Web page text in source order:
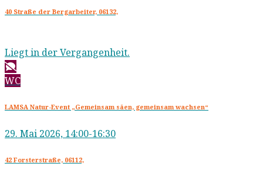
40 Straße der Bergarbeiter, 06132,
Liegt in der Vergangenheit.
WC
LAMSA Natur-Event „Gemeinsam säen, gemeinsam wachsen“
29. Mai 2026, 14:00-16:30
42 Forsterstraße, 06112,